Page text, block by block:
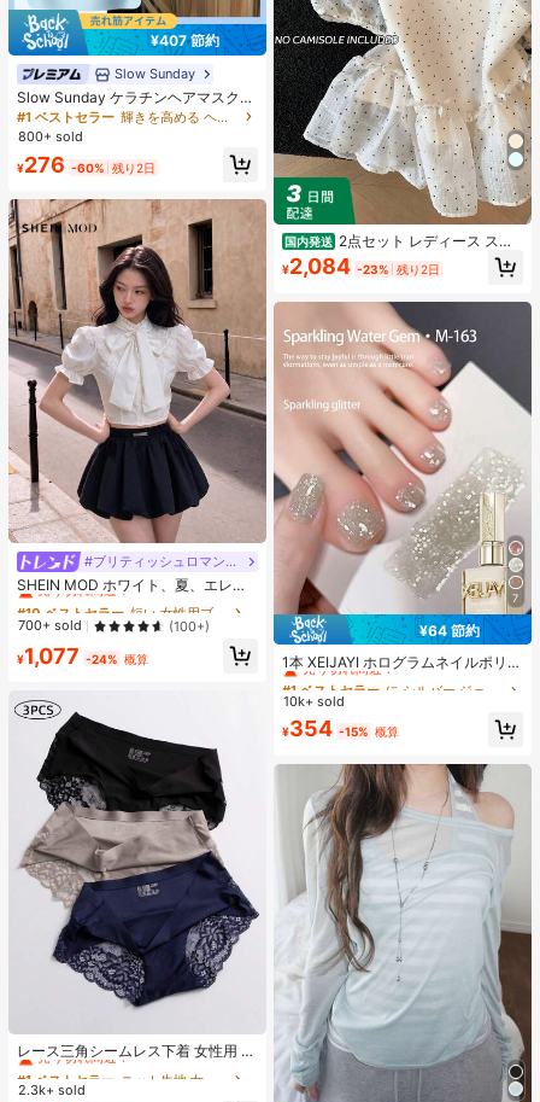
¥407 節約
Slow Sunday
Slow Sunday ケラチンヘアマスク、
ケラチン、タンパク質豊富な成分、
強力な保湿、髪の補修と強化、すべ
ーチ、旅行の必需品、夏のヘアケア
#1 ベストセラー
輝きを高める ヘアトリートメント
800+ sold
¥276 -60% 残り2日
#ブリティッシュロマンチック
SHEIN MOD ホワイト、夏、エレガ
ント、結婚式ゲスト女性用3Dリボン
ランタンスリーブフリルヴィンテー
ジコートブラウス、プリンセスパフ
スリーブトップス パーティー、プロ
ム、フェスティバル、春
#10 ベストセラー
短い 女性用ブラウス
売り切れ間近！
#10 ベストセラー
売り切れ間近！
#10 ベストセラー
売り切れ間近！
#10 ベストセラー
売り切れ間近！
700+ sold (100+)
¥1,077 -24% 概算
レース三角シームレス下着 女性用 3
枚入り ブレスアップ
売り切れ間近！
#1 ベストセラー
売り切れ間近！
#1 ベストセラー
売り切れ間近！
2.3k+ sold
国内発送 2点セット レディース スイ
ートスタイル 水玉模様 メッシュ フ
リル パフスリーブ クロップトップ
ップス 半袖 ドット柄 ショート丈 透
け感 シースルー ガーリー 大人可愛
い フェミニン 春夏
¥2,084 -23% 残り2日
7
¥64 節約
1本 XEIJAYI ホログラムネイルポリッ
シュ、きらめく反射、UVLEDマニキ
ュア対応、アルコールフリー処方、
自宅やサロンでの使用に最適、春に
ぴったり
#1 ベストセラー
に シルバー ジェルネイルポリッシュ
売り切れ間近！
#1 ベストセラー
売り切れ間近！
#1 ベストセラー
売り切れ間近！
#1 ベストセラー
に シルバー ジェルネイルポリッシュ
10k+ sold
¥354 -15% 概算